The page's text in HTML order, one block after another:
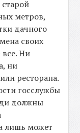
метров,
дачного
своих
все. Ни
ни
ресторана.
госслужбы
должны
лишь может